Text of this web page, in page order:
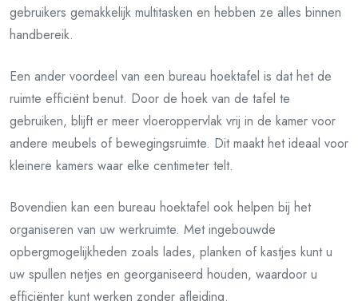
gebruikers gemakkelijk multitasken en hebben ze alles binnen
handbereik.
Een ander voordeel van een bureau hoektafel is dat het de
ruimte efficiënt benut. Door de hoek van de tafel te
gebruiken, blijft er meer vloeroppervlak vrij in de kamer voor
andere meubels of bewegingsruimte. Dit maakt het ideaal voor
kleinere kamers waar elke centimeter telt.
Bovendien kan een bureau hoektafel ook helpen bij het
organiseren van uw werkruimte. Met ingebouwde
opbergmogelijkheden zoals lades, planken of kastjes kunt u
uw spullen netjes en georganiseerd houden, waardoor u
efficiënter kunt werken zonder afleiding.